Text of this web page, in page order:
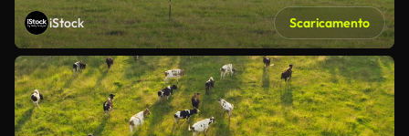
iStock Scaricamento